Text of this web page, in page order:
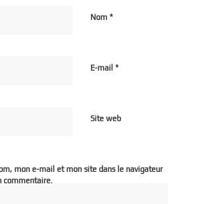
Nom*
E-mail*
Site web
mon e-mail et mon site dans le navigateur
commentaire.